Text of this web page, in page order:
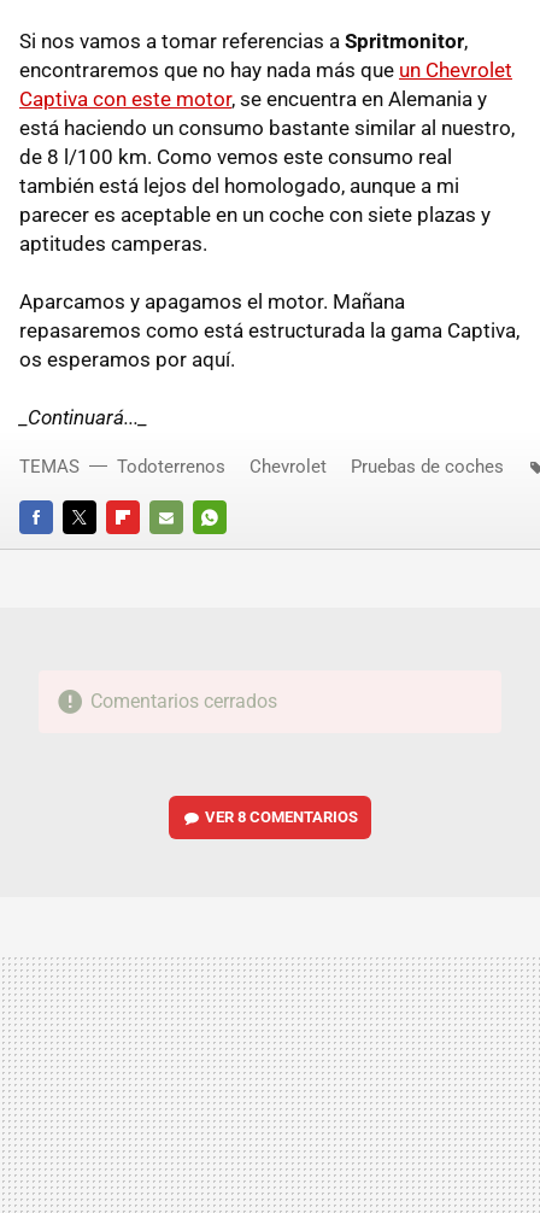
Si nos vamos a tomar referencias a Spritmonitor,
encontraremos que no hay nada más que un Chevrolet
Captiva con este motor, se encuentra en Alemania y
está haciendo un consumo bastante similar al nuestro,
de 8 l/100 km. Como vemos este consumo real
también está lejos del homologado, aunque a mi
parecer es aceptable en un coche con siete plazas y
aptitudes camperas.
Aparcamos y apagamos el motor. Mañana
repasaremos como está estructurada la gama Captiva,
os esperamos por aquí.
_Continuará..._
FACEBOOKTWITTERFLIPBOARD
E-
WHATSAPP
TEMAS Todoterrenos Chevrolet Pruebas de coches
Comentarios cerrados
VER8 COMENTARIOS